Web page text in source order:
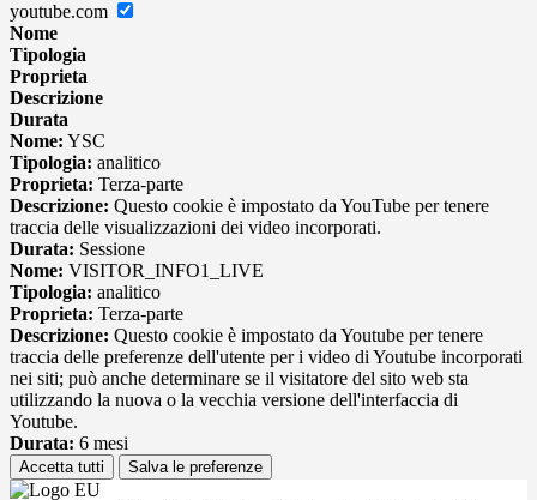
youtube.com
Nome
Tipologia
Proprieta
Descrizione
Durata
Nome: YSC
Tipologia: analitico
Proprieta: Terza-parte
Descrizione: Questo cookie è impostato da YouTube per tenere
traccia delle visualizzazioni dei video incorporati.
Durata: Sessione
Nome: VISITOR_INFO1_LIVE
Tipologia: analitico
Proprieta: Terza-parte
Descrizione: Questo cookie è impostato da Youtube per tenere
traccia delle preferenze dell'utente per i video di Youtube incorporati
nei siti; può anche determinare se il visitatore del sito web sta
utilizzando la nuova o la vecchia versione dell'interfaccia di
Youtube.
Durata: 6 mesi
Accetta tutti Salva le preferenze